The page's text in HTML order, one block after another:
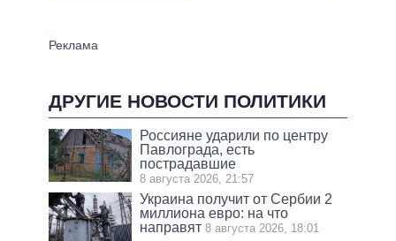
ДРУГИЕ НОВОСТИ ПОЛИТИКИ
Россияне ударили по центру
Павлограда, есть
пострадавшие
8 августа 2026, 21:57
Украина получит от Сербии 2
миллиона евро: на что
направят 8 августа 2026, 18:01